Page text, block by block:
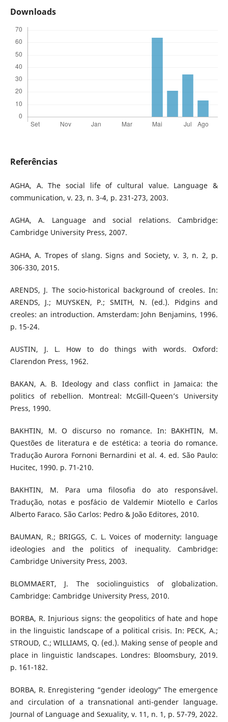
Downloads
Referências
AGHA, A. The social life of cultural value. Language &
communication, v. 23, n. 3-4, p. 231-273, 2003.
AGHA, A. Language and social relations. Cambridge:
Cambridge University Press, 2007.
AGHA, A. Tropes of slang. Signs and Society, v. 3, n. 2, p.
306-330, 2015.
ARENDS, J. The socio-historical background of creoles. In:
ARENDS, J.; MUYSKEN, P.; SMITH, N. (ed.). Pidgins and
creoles: an introduction. Amsterdam: John Benjamins, 1996.
p. 15-24.
AUSTIN, J. L. How to do things with words. Oxford:
Clarendon Press, 1962.
BAKAN, A. B. Ideology and class conflict in Jamaica: the
politics of rebellion. Montreal: McGill-Queen’s University
Press, 1990.
BAKHTIN, M. O discurso no romance. In: BAKHTIN, M.
Questões de literatura e de estética: a teoria do romance.
Tradução Aurora Fornoni Bernardini et al. 4. ed. São Paulo:
Hucitec, 1990. p. 71-210.
BAKHTIN, M. Para uma filosofia do ato responsável.
Tradução, notas e posfácio de Valdemir Miotello e Carlos
Alberto Faraco. São Carlos: Pedro & João Editores, 2010.
BAUMAN, R.; BRIGGS, C. L. Voices of modernity: language
ideologies and the politics of inequality. Cambridge:
Cambridge University Press, 2003.
BLOMMAERT, J. The sociolinguistics of globalization.
Cambridge: Cambridge University Press, 2010.
BORBA, R. Injurious signs: the geopolitics of hate and hope
in the linguistic landscape of a political crisis. In: PECK, A.;
STROUD, C.; WILLIAMS, Q. (ed.). Making sense of people and
place in linguistic landscapes. Londres: Bloomsbury, 2019.
p. 161-182.
BORBA, R. Enregistering “gender ideology” The emergence
and circulation of a transnational anti-gender language.
Journal of Language and Sexuality, v. 11, n. 1, p. 57-79, 2022.